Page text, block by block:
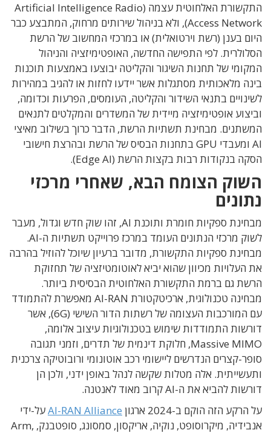
התקשורת האלחוטית עצמה (Artificial Intelligence Radio
Access Network), ולא בניהול שירותים מרחוק, המתבצע כבר
היום בענן (רשת וירטואלית) או במרכזי המחשוב של הרשת
הסלולרית. לפי התפישה החדשה, האופטימיזציה והניהול
המקומי של תחנות השיגור והקליטה יבוצעו באמצעות תוכנות
בינה מלאכותית מסתגלות אשר יידעו לחזות או להגיב במהירות
לשינויים בתנאי השידור והקליטה, העומסים, הפרעות וכדומה,
וביצוע אופטימיזציה מיידית של המשדרים והמקלטים לתנאים
המשתנים. מבחינת תשתיות הרשת, הדבר כרוך בשילוב מאיצי
AI ומעבדי GPU בתחנות הבסיס של הרשת ובהרצת חישובי
הסקה בנקודות רבות בקצות הרשת (Edge AI).
השוק הצומח הבא, שאחרי מרכזי
נתונים
מבחינת ספקיות חומרת ותוכנת AI, זהו שוק חדש וגדול, מעבר
לשוק מרכזי הנתונים העומד במרכז פרוייקט תשתיות ה-AI.
מבחינת ספקיות התקשורת, מדובר ברעיון שיוכל להוזיל בהרבה
את העלויות מכיוון שהוא יביא לאוטומטיזציה של תחזוקת
הרשת גם ברמת התקשורת האלחוטית הבסיסית ביותר.
מבחינה טכנולוגית, ארכיטקטורת AI-RAN מאפשרת להתמודד
עם המורכבות העצומה של רשתות הדור השישי (6G), אשר
דורשות התמודדות שימוש בטכנולוגיות עיצוב אלומה,
Massive MIMO, חלוקת דינמית של תדרים, וזמני תגובה
סופר-קצרים הנדרשים ליישומי רכב אוטונומי ורובוטיקה צרכנית
ותעשייתית. אלה מטלות שקשה לנהל באופן ידני, ולכן הן
דורשות להביא את ה-AI קרוב מאוד לאנטנה.
על הרקע הזה הוקם ב-2024 ארגון
AI-RAN Allianceעל-ידי
אנבידיה, מיקרוסופט, נוקיה, אריקסון, סמסונג, סופטבנק, Arm,